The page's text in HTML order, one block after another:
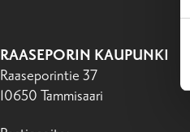
RAASEPORIN KAUPUNKI
Raaseporintie 37
10650 Tammisaari